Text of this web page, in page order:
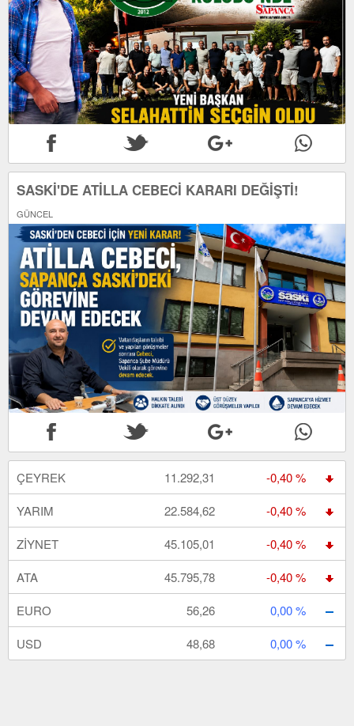
SASKİ'DE ATİLLA CEBECİ KARARI DEĞİŞTİ!
GÜNCEL
ÇEYREK 11.292,31
-0,40 %
YARIM
22.584,62
-0,40 %
ZİYNET
45.105,01
-0,40 %
ATA
45.795,78
-0,40 %
EURO
56,26
0,00 %
USD
48,68 0,00 %